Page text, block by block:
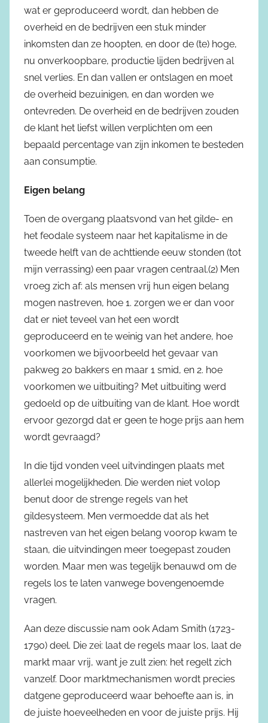
wat er geproduceerd wordt, dan hebben de
overheid en de bedrijven een stuk minder
inkomsten dan ze hoopten, en door de (te) hoge,
nu onverkoopbare, productie lijden bedrijven al
snel verlies. En dan vallen er ontslagen en moet
de overheid bezuinigen, en dan worden we
ontevreden. De overheid en de bedrijven zouden
de klant het liefst willen verplichten om een
bepaald percentage van zijn inkomen te besteden
aan consumptie.
Eigen belang
Toen de overgang plaatsvond van het gilde- en
het feodale systeem naar het kapitalisme in de
tweede helft van de achttiende eeuw stonden (tot
mijn verrassing) een paar vragen centraal.(2) Men
vroeg zich af: als mensen vrij hun eigen belang
mogen nastreven, hoe 1. zorgen we er dan voor
dat er niet teveel van het een wordt
geproduceerd en te weinig van het andere, hoe
voorkomen we bijvoorbeeld het gevaar van
pakweg 20 bakkers en maar 1 smid, en 2. hoe
voorkomen we uitbuiting? Met uitbuiting werd
gedoeld op de uitbuiting van de klant. Hoe wordt
ervoor gezorgd dat er geen te hoge prijs aan hem
wordt gevraagd?
In die tijd vonden veel uitvindingen plaats met
allerlei mogelijkheden. Die werden niet volop
benut door de strenge regels van het
gildesysteem. Men vermoedde dat als het
nastreven van het eigen belang voorop kwam te
staan, die uitvindingen meer toegepast zouden
worden. Maar men was tegelijk benauwd om de
regels los te laten vanwege bovengenoemde
vragen.
Aan deze discussie nam ook Adam Smith (1723-
1790) deel. Die zei: laat de regels maar los, laat de
markt maar vrij, want je zult zien: het regelt zich
vanzelf. Door marktmechanismen wordt precies
datgene geproduceerd waar behoefte aan is, in
de juiste hoeveelheden en voor de juiste prijs. Hij